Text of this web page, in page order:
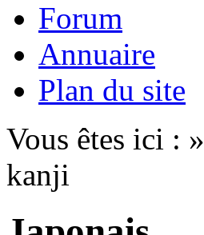
Forum
Annuaire
Plan du site
Vous êtes ici : »
kanji